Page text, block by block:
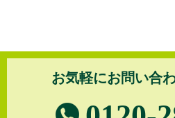
お気軽にお問い合